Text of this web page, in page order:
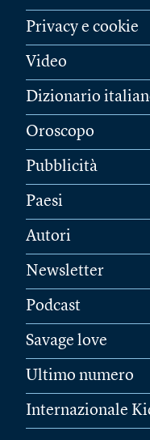
Privacy e cookie
Video
Dizionario
Oroscopo
Pubblicità
Paesi
Autori
Newsletter
Podcast
Savage love
Ultimo numero
Internazionale